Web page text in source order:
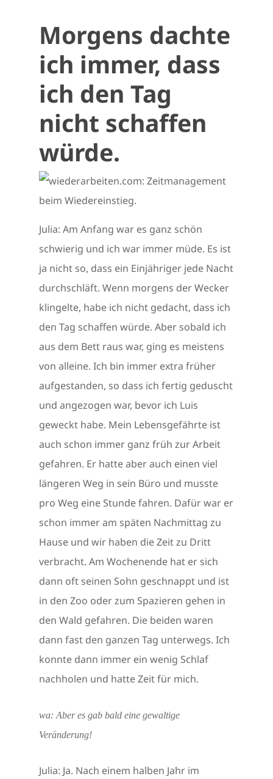
Morgens dachte
ich immer, dass
ich den Tag
nicht schaffen
würde.
Julia: Am Anfang war es ganz schön
schwierig und ich war immer müde. Es ist
ja nicht so, dass ein Einjähriger jede Nacht
durchschläft. Wenn morgens der Wecker
klingelte, habe ich nicht gedacht, dass ich
den Tag schaffen würde. Aber sobald ich
aus dem Bett raus war, ging es meistens
von alleine. Ich bin immer extra früher
aufgestanden, so dass ich fertig geduscht
und angezogen war, bevor ich Luis
geweckt habe. Mein Lebensgefährte ist
auch schon immer ganz früh zur Arbeit
gefahren. Er hatte aber auch einen viel
längeren Weg in sein Büro und musste
pro Weg eine Stunde fahren. Dafür war er
schon immer am späten Nachmittag zu
Hause und wir haben die Zeit zu Dritt
verbracht. Am Wochenende hat er sich
dann oft seinen Sohn geschnappt und ist
in den Zoo oder zum Spazieren gehen in
den Wald gefahren. Die beiden waren
dann fast den ganzen Tag unterwegs. Ich
konnte dann immer ein wenig Schlaf
nachholen und hatte Zeit für mich.
wa: Aber es gab bald eine gewaltige
Veränderung!
Julia: Ja. Nach einem halben Jahr im